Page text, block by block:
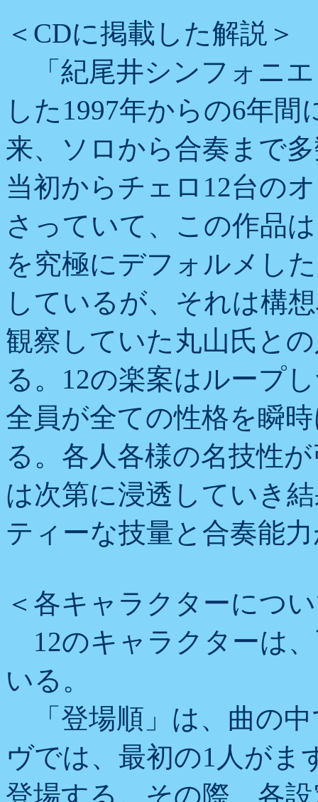
＜CDに掲載した解説＞
「紀尾井シンフォニ
した1997年からの6年間
来、ソロから合奏まで
当初からチェロ12台の
さっていて、この作品
を究極にデフォルメし
しているが、それは構
観察していた丸山氏と
る。12の楽案はループ
全員が全ての性格を瞬
る。各人各様の名技性
は次第に浸透していき
ティーな技量と合奏能
＜各キャラクターにつ
12のキャラクターは
いる。
「登場順」は、曲の
ヴでは、最初の1人がま
登場する。その際、各